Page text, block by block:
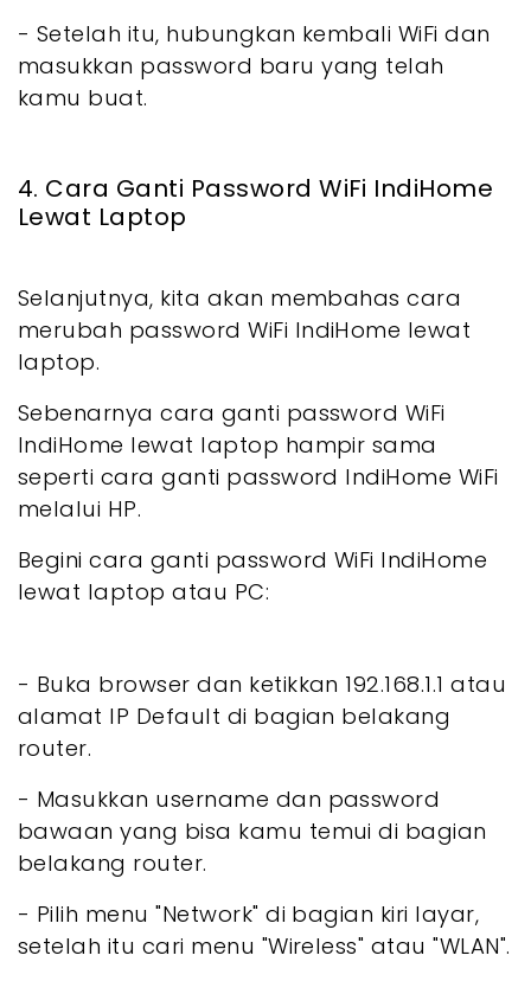
- Setelah itu, hubungkan kembali WiFi dan
masukkan password baru yang telah
kamu buat.
4. Cara Ganti Password WiFi IndiHome
Lewat Laptop
Selanjutnya, kita akan membahas cara
merubah password WiFi IndiHome lewat
laptop.
Sebenarnya cara ganti password WiFi
IndiHome lewat laptop hampir sama
seperti cara ganti password IndiHome WiFi
melalui HP.
Begini cara ganti password WiFi IndiHome
lewat laptop atau PC:
- Buka browser dan ketikkan 192.168.1.1 atau
alamat IP Default di bagian belakang
router.
- Masukkan username dan password
bawaan yang bisa kamu temui di bagian
belakang router.
- Pilih menu "Network" di bagian kiri layar,
setelah itu cari menu "Wireless" atau "WLAN".